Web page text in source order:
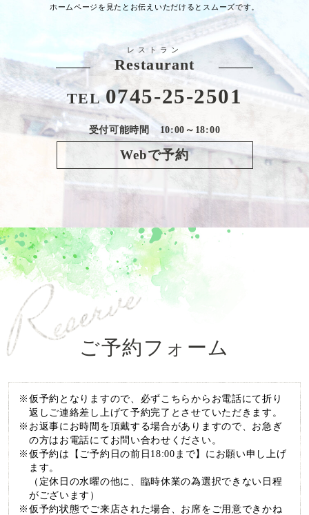
ホームページを見たとお伝えいただけるとスムーズです。
レストラン
Restaurant
TEL0745-25-2501
受付可能時間 10:00～18:00
Webで予約
ご予約フォーム
仮予約となりますので、必ずこちらからお電話にて折り
返しご連絡差し上げて予約完了とさせていただきます。
お返事にお時間を頂戴する場合がありますので、お急ぎ
の方はお電話にてお問い合わせください。
仮予約は【ご予約日の前日18:00まで】にお願い申し上げ
ます。
（定休日の水曜の他に、臨時休業の為選択できない日程
がございます）
仮予約状態でご来店された場合、お席をご用意できかね